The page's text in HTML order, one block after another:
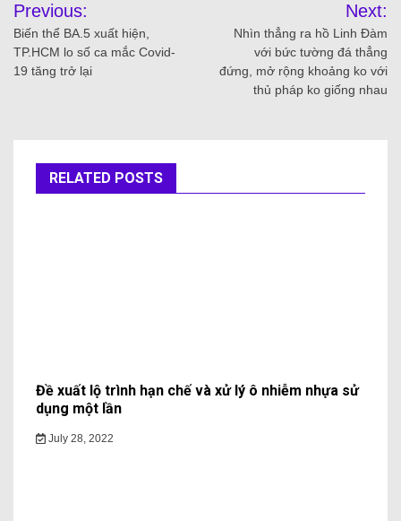
Previous:
Biến thể BA.5 xuất hiện,
TP.HCM lo số ca mắc Covid-
19 tăng trở lại
Next:
Nhìn thẳng ra hồ Linh Đàm
với bức tường đá thẳng
đứng, mở rộng khoảng ko với
thủ pháp ko giống nhau
RELATED POSTS
Đề xuất lộ trình hạn chế và xử lý ô nhiễm nhựa sử
dụng một lần
July 28, 2022